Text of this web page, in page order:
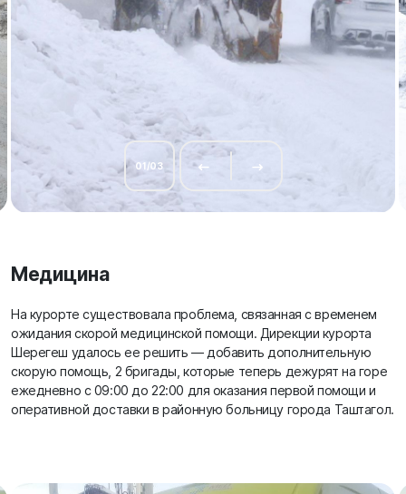
01 /03
Медицина
На курорте существовала проблема, связанная с временем
ожидания скорой медицинской помощи. Дирекции курорта
Шерегеш удалось ее решить — добавить дополнительную
скорую помощь, 2 бригады, которые теперь дежурят на горе
ежедневно с 09:00 до 22:00 для оказания первой помощи и
оперативной доставки в районную больницу города Таштагол.